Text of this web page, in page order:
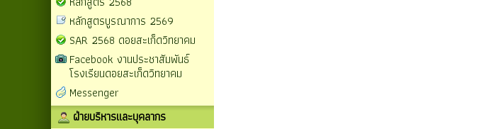
หลักสูตรบูรณาการ 2569
SAR 2568 ดอยสะเก็ดวิทยาคม
Facebook งานประชาสัมพันธ์
โรงเรียนดอยสะเก็ดวิทยาคม
Messenger
ฝ่ายบริหารและบุคลากร